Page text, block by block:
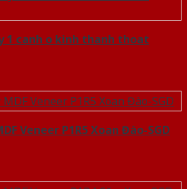
1 canh o kinh thanh thoat
Veneer P1R5 Xoan Đào-SGD